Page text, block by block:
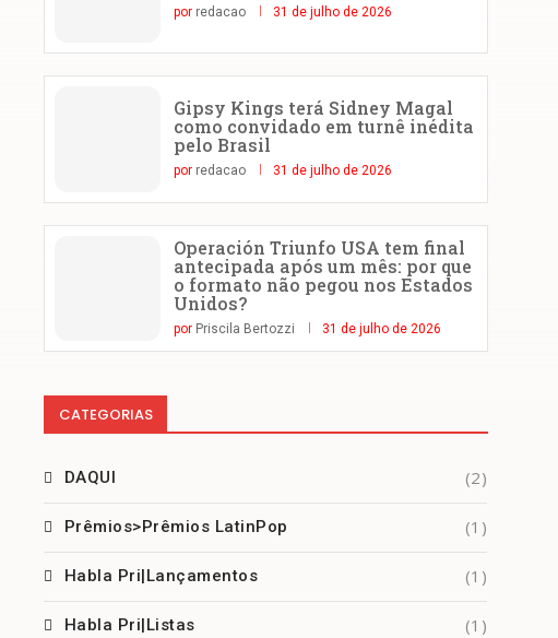
por redacao 31 de julho de 2026
Gipsy Kings terá Sidney Magal
como convidado em turnê inédita
pelo Brasil
por redacao 31 de julho de 2026
Operación Triunfo USA tem final
antecipada após um mês: por que
o formato não pegou nos Estados
Unidos?
por Priscila Bertozzi 31 de julho de 2026
CATEGORIAS
DAQUI (2)
Prêmios>Prêmios LatinPop (1)
Habla Pri|Lançamentos (1)
Habla Pri|Listas (1)